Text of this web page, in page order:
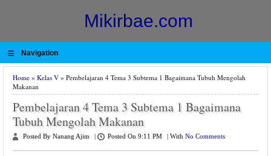
Mikirbae.com
≡ Navigation
Home » Kelas V » Pembelajaran 4 Tema 3 Subtema 1 Bagaimana Tubuh Mengolah
Makanan
Pembelajaran 4 Tema 3 Subtema 1 Bagaimana
Tubuh Mengolah Makanan
Posted By Nanang Ajim Posted On 9:11 PM With No Comments